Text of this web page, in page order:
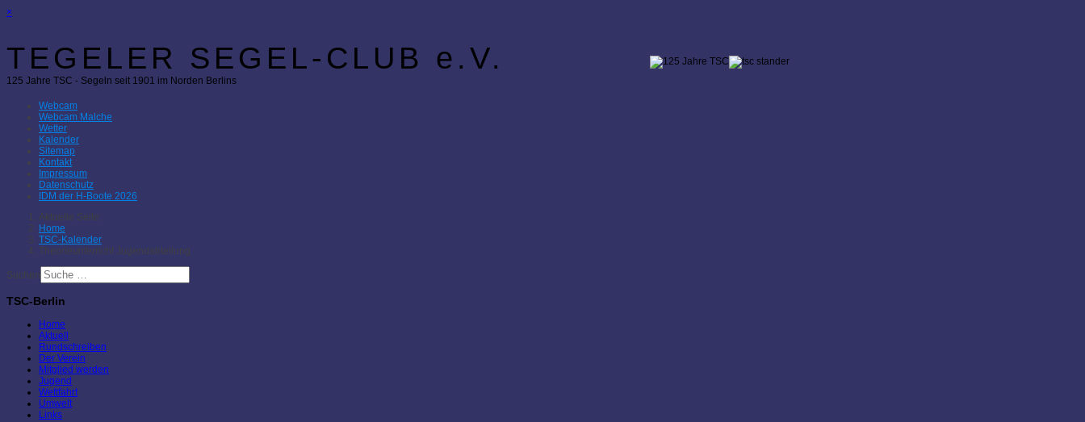
×
TEGELER SEGEL-CLUB e.V.
125 Jahre TSC - Segeln seit 1901 im Norden Berlins
Webcam
Webcam Malche
Wetter
Kalender
Sitemap
Kontakt
Impressum
Datenschutz
IDM der H-Boote 2026
Aktuelle Seite:
Home
TSC-Kalender
Theorieunterricht Jugendabteilung
Suchen
TSC-Berlin
Home
Aktuell
Rundschreiben
Der Verein
Mitglied werden
Jugend
Wettfahrt
Umwelt
Links